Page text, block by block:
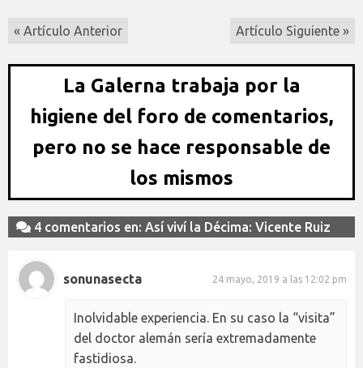
« Artículo Anterior Artículo Siguiente »
La Galerna trabaja por la
higiene del foro de comentarios,
pero no se hace responsable de
los mismos
4 comentarios en: Así viví la Décima: Vicente Ruiz
sonunasecta 24 mayo, 2019 a las 12:02 pm
Inolvidable experiencia. En su caso la “visita”
del doctor alemán sería extremadamente
fastidiosa.